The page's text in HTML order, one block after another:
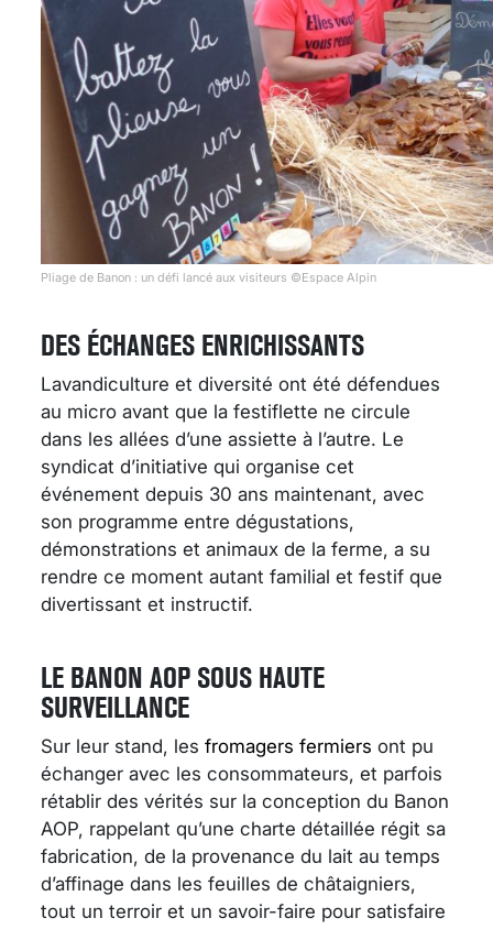
Pliage de Banon : un défi lancé aux visiteurs ©Espace Alpin
DES ÉCHANGES ENRICHISSANTS
Lavandiculture et diversité ont été défendues
au micro avant que la festiflette ne circule
dans les allées d’une assiette à l’autre. Le
syndicat d’initiative qui organise cet
événement depuis 30 ans maintenant, avec
son programme entre dégustations,
démonstrations et animaux de la ferme, a su
rendre ce moment autant familial et festif que
divertissant et instructif.
LE BANON AOP SOUS HAUTE
SURVEILLANCE
Sur leur stand, les fromagers fermiers ont pu
échanger avec les consommateurs, et parfois
rétablir des vérités sur la conception du Banon
AOP, rappelant qu’une charte détaillée régit sa
fabrication, de la provenance du lait au temps
d’affinage dans les feuilles de châtaigniers,
tout un terroir et un savoir-faire pour satisfaire